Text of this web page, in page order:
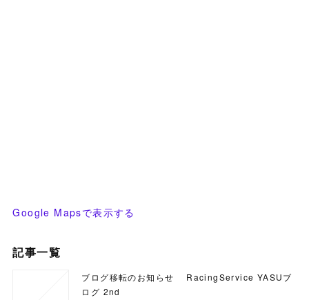
Google Mapsで表示する
記事一覧
ブログ移転のお知らせ RacingService YASUブ
ログ 2nd